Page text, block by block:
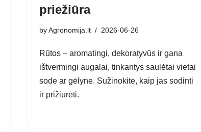
priežiūra
byAgronomija.lt 2026-06-26
Rūtos – aromatingi, dekoratyvūs ir gana
ištvermingi augalai, tinkantys saulėtai vietai
sode ar gėlyne. Sužinokite, kaip jas sodinti
ir prižiūrėti.